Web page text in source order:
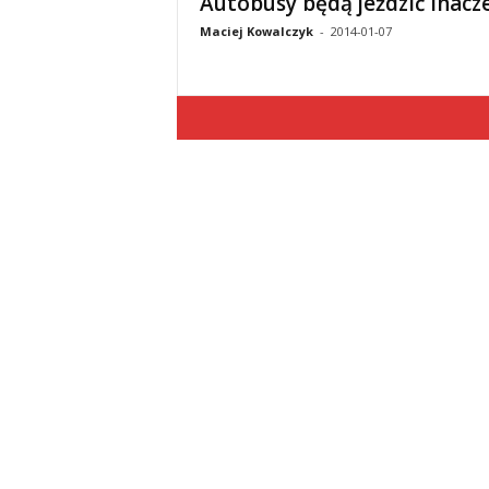
Maciej Kowalczyk - 2014-01-07